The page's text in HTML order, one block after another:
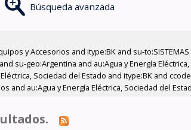
Búsqueda avanzada
y Accesorios and itype:BK and su-
su-geo:Argentina and au:Agua y Energía
Sociedad del Estado and itype:BK and
au:Agua y Energía Eléctrica, Sociedad del